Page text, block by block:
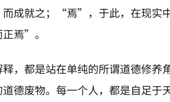
成就之；“焉”，于此，在现实
焉”。
，都是站在单纯的所谓道德修
道德废物。每一个人，都是自足